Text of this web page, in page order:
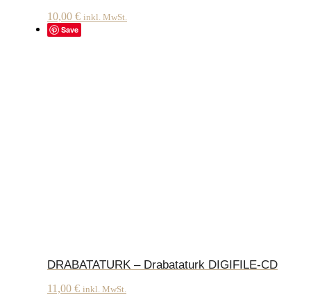
10,00 € inkl. MwSt.
Save
DRABATATURK – Drabataturk DIGIFILE-CD
11,00 € inkl. MwSt.